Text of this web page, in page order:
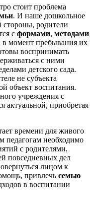
стоит проблема
. И наше дошкольное
родители
с формами, методами
в момент пребывания их
воспринимать
с ними
детского сада.
не субъекта
объект воспитания.
учреждения с
актуальной, приобретая
времени для живого
педагогам необходимо
с родителями,
повседневных дел
лицом к
привлечь семью
в воспитании